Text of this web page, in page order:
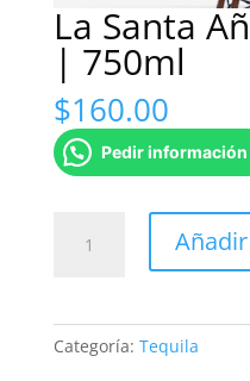
La Santa
| 750ml
$160.00
Pedir información
Santa
Categoría: Tequila